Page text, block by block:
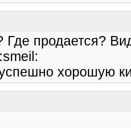
продается?
хорошую